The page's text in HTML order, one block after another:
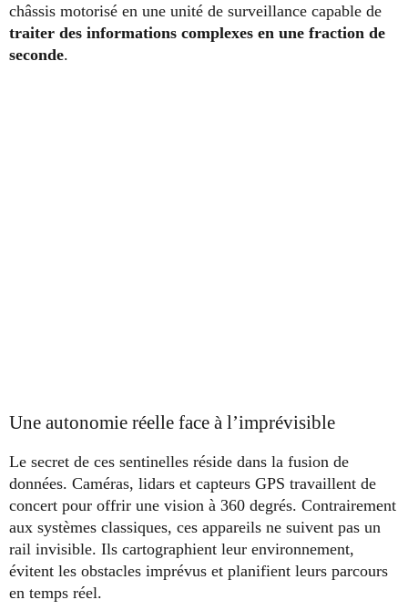
châssis motorisé en une unité de surveillance capable de
traiter des informations complexes en une fraction de
seconde.
Une autonomie réelle face à l’imprévisible
Le secret de ces sentinelles réside dans la fusion de
données. Caméras, lidars et capteurs GPS travaillent de
concert pour offrir une vision à 360 degrés. Contrairement
aux systèmes classiques, ces appareils ne suivent pas un
rail invisible. Ils cartographient leur environnement,
évitent les obstacles imprévus et planifient leurs parcours
en temps réel.